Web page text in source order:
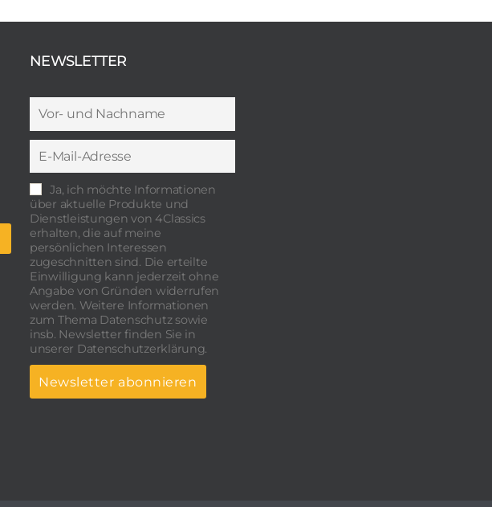
NEWSLETTER
Ja, ich möchte Informationen
über aktuelle Produkte und
Dienstleistungen von 4Classics
erhalten, die auf meine
persönlichen Interessen
zugeschnitten sind. Die erteilte
Einwilligung kann jederzeit ohne
Angabe von Gründen widerrufen
werden. Weitere Informationen
zum Thema Datenschutz sowie
insb. Newsletter finden Sie in
unserer Datenschutzerklärung.